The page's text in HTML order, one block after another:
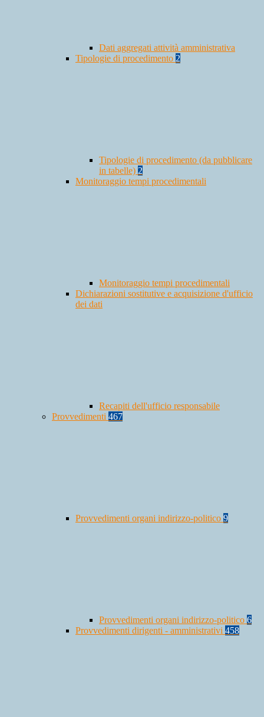
Dati aggregati attività amministrativa
Tipologie di procedimento 2
Tipologie di procedimento (da pubblicare
in tabelle) 2
Monitoraggio tempi procedimentali
Monitoraggio tempi procedimentali
Dichiarazioni sostitutive e acquisizione d'ufficio
dei dati
Recapiti dell'ufficio responsabile
Provvedimenti 467
Provvedimenti organi indirizzo-politico 9
Provvedimenti organi indirizzo-politico 6
Provvedimenti dirigenti - amministrativi 458